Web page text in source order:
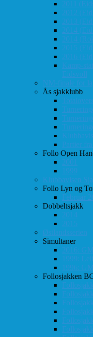
2011
2012
2013
2014
2014
2015
2016
Kamp-
Eidsvoll
NM-finale for
Ås sjakklubb
Partier
Follo Open
2001
1999
Klubbavisen
Follo Lyn og
Februar
Dobbeltsjakk
2014
2015
Østlandsserien
Simultaner
2016:
1999:
1996:
Follosjakken